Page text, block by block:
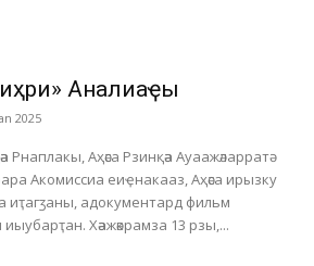
Анҭалиаҿы
2025
Аҳәса Рзинқәа Ауаажәларратә
Акомиссиа еиҿнакааз, Аҳәса ирызку
иҭагӡаны, адокументард фильм
Хәажәкрамза 13 рзы,...